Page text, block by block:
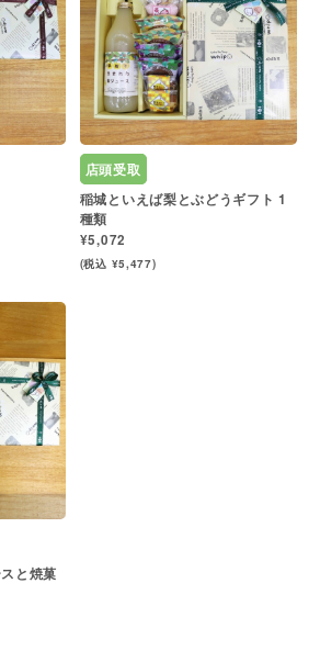
店頭受取
稲城といえば梨とぶどうギフト 1
種類
¥5,072
(税込 ¥5,477)
と焼菓